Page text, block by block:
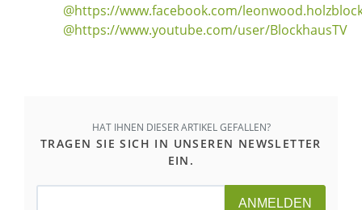
@https://www.facebook.com/
@https://www.youtube.com/user/BlockhausTV
HAT IHNEN DIESER ARTIKEL GEFALLEN?
TRAGEN SIE SICH IN UNSEREN NEWSLETTER
EIN.
ANMELDEN